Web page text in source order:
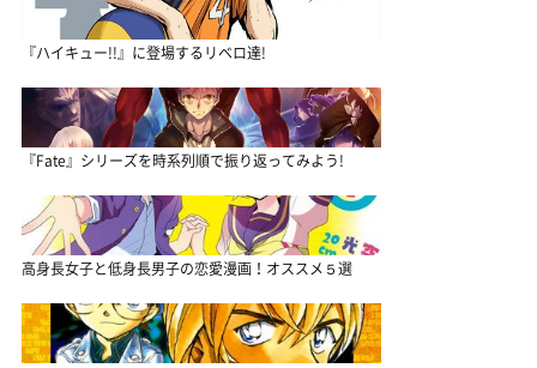
『ハイキュー!!』に登場するリベロ達!
『Fate』シリーズを時系列順で振り返ってみよう!
高身長女子と低身長男子の恋愛漫画！オススメ５選